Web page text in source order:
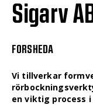
Sigarv
FORSHEDA
Vi tillverkar
en viktig process